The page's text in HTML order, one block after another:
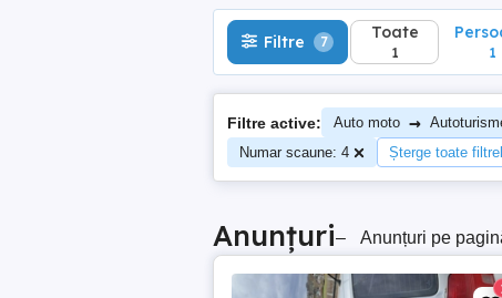
Filtre 7 Toate
1 1
Filtre active: Auto moto →
Numar scaune: 4
Șterge toate
Anunțuri– Anunțuri pe